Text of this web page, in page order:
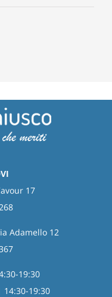
17
Adamello 12
19:30
19:30